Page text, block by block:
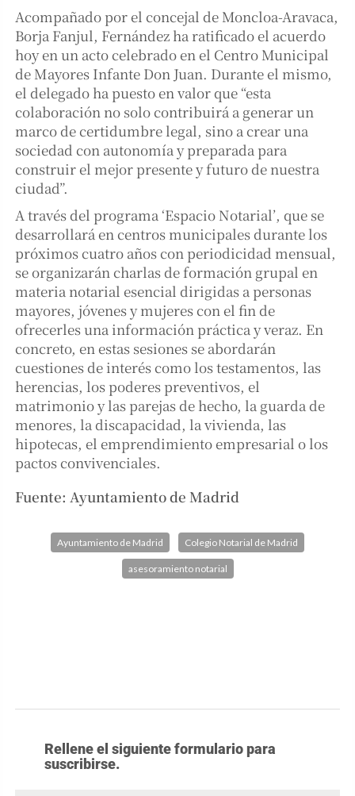
Acompañado por el concejal de Moncloa-Aravaca,
Borja Fanjul, Fernández ha ratificado el acuerdo
hoy en un acto celebrado en el Centro Municipal
de Mayores Infante Don Juan. Durante el mismo,
el delegado ha puesto en valor que “esta
colaboración no solo contribuirá a generar un
marco de certidumbre legal, sino a crear una
sociedad con autonomía y preparada para
construir el mejor presente y futuro de nuestra
ciudad”.
A través del programa ‘Espacio Notarial’, que se
desarrollará en centros municipales durante los
próximos cuatro años con periodicidad mensual,
se organizarán charlas de formación grupal en
materia notarial esencial dirigidas a personas
mayores, jóvenes y mujeres con el fin de
ofrecerles una información práctica y veraz. En
concreto, en estas sesiones se abordarán
cuestiones de interés como los testamentos, las
herencias, los poderes preventivos, el
matrimonio y las parejas de hecho, la guarda de
menores, la discapacidad, la vivienda, las
hipotecas, el emprendimiento empresarial o los
pactos convivenciales.
Fuente: Ayuntamiento de Madrid
Ayuntamiento de Madrid Colegio Notarial de Madrid
asesoramiento notarial
Rellene el siguiente formulario para
suscribirse.